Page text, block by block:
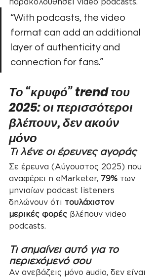
“With podcasts, the video
format can add an additional
layer of authenticity and
connection for fans.”
Το “κρυφό” trend του
2025: οι περισσότεροι
βλέπουν, δεν ακούν
μόνο
Τι λένε οι έρευνες αγοράς
Σε έρευνα (Αύγουστος 2025) που
αναφέρει η eMarketer, 79% των
μηνιαίων podcast listeners
δηλώνουν ότι τουλάχιστον
μερικές φορές βλέπουν video
podcasts.
Τι σημαίνει αυτό για το
περιεχόμενό σου
Αν ανεβάζεις μόνο audio, δεν είναι